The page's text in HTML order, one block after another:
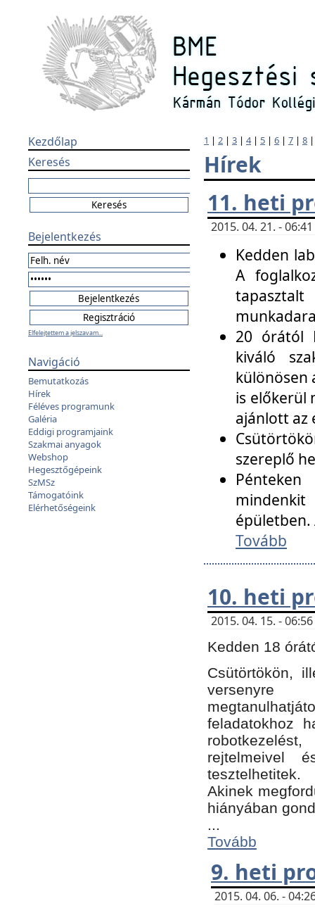
Kezdőlap
Keresés
Bejelentkezés
Elfelejtettem a jelszavam...
Navigáció
Bemutatkozás
Hírek
Féléves programunk
Galéria
Eddigi programjaink
Szakmai anyagok
Webshop
Hegesztőgépeink
SzMSz
Támogatóink
Elérhetőségeink
1 | 2 | 3 | 4| 5 | 6 | 7 | 8
Hírek
11. heti
2015. 04. 21. -
Kedden
A
20 órától
kiváló
különösen
is előkerül
ajánlott az
szereplő
épületben.
Tovább
10. heti
2015. 04. 15. -
Kedden 18
Csütörtökön,
versenyre
feladatokhoz
rejtelmeivel
tesztelhetitek.
Akinek
hiányában
...
Tovább
9. heti
2015. 04. 06. -